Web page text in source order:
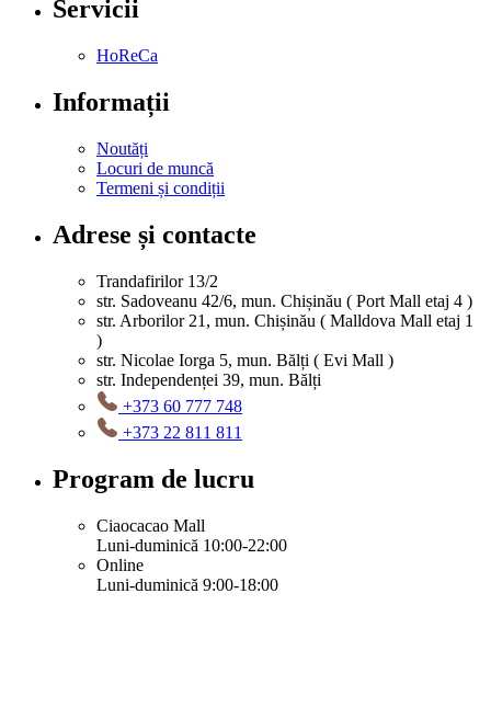
Servicii
HoReCa
Informații
Noutăți
Locuri de muncă
Termeni și condiții
Adrese și contacte
Trandafirilor 13/2
str. Sadoveanu 42/6, mun. Chișinău ( Port Mall etaj 4 )
str. Arborilor 21, mun. Chișinău ( Malldova Mall etaj 1
)
str. Nicolae Iorga 5, mun. Bălți ( Evi Mall )
str. Independenței 39, mun. Bălți
+373 60 777 748
+373 22 811 811
Program de lucru
Ciaocacao Mall
Luni-duminică 10:00-22:00
Online
Luni-duminică 9:00-18:00